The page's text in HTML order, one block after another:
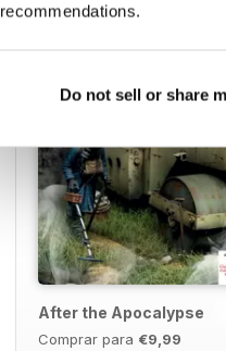
recommendations.
Do not sell or share
After the Apocalypse
Comprar para €9,99